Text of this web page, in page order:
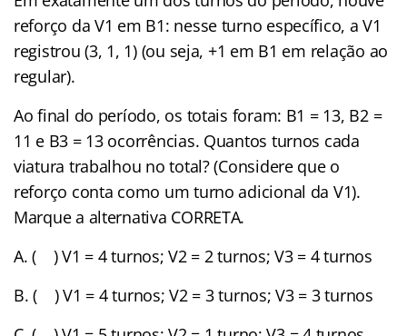
reforço da V1 em B1: nesse turno específico, a V1
registrou (3, 1, 1) (ou seja, +1 em B1 em relação ao
regular).
Ao final do período, os totais foram: B1 = 13, B2 =
11 e B3 = 13 ocorrências. Quantos turnos cada
viatura trabalhou no total? (Considere que o
reforço conta como um turno adicional da V1).
Marque a alternativa CORRETA.
A. ( ) V1 = 4 turnos; V2 = 2 turnos; V3 = 4 turnos
B. ( ) V1 = 4 turnos; V2 = 3 turnos; V3 = 3 turnos